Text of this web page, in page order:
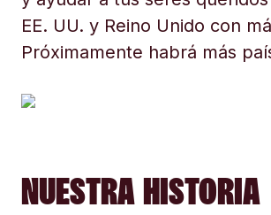
EE. UU. y Reino Unido con
Próximamente habrá más
NUESTRA HISTORIA